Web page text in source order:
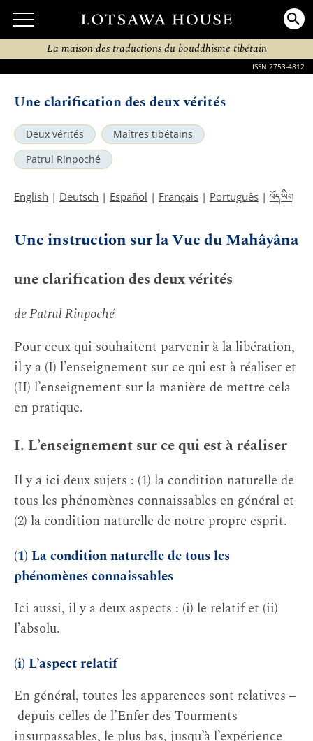
La maison des traductions du bouddhisme tibétain
ISSN 2753-4812
Une clarification des deux vérités
Deux vérités
Maîtres tibétains
Patrul Rinpoché
English | Deutsch | Español | Français | Português | བོད་ཡིག
Une instruction sur la Vue du Mahâyâna
une clarification des deux vérités
de Patrul Rinpoché
Pour ceux qui souhaitent parvenir à la libération,
il y a (I) l’enseignement sur ce qui est à réaliser et
(II) l’enseignement sur la manière de mettre cela
en pratique.
I. L’enseignement sur ce qui est à réaliser
Il y a ici deux sujets : (1) la condition naturelle de
tous les phénomènes connaissables en général et
(2) la condition naturelle de notre propre esprit.
(1) La condition naturelle de tous les
phénomènes connaissables
Ici aussi, il y a deux aspects : (i) le relatif et (ii)
l’absolu.
(i) L’aspect relatif
En général, toutes les apparences sont relatives ‒
depuis celles de l’Enfer des Tourments
insurpassables, le plus bas, jusqu’à l’expérience